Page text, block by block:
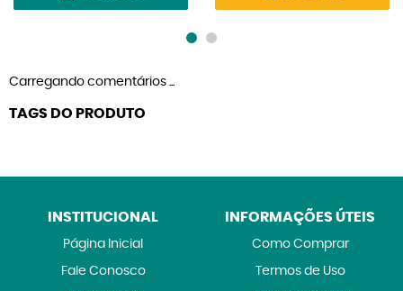
Carregando comentários ...
TAGS DO PRODUTO
INSTITUCIONAL
Página Inicial
Fale Conosco
INFORMAÇÕES ÚTEIS
Como Comprar
Termos de Uso